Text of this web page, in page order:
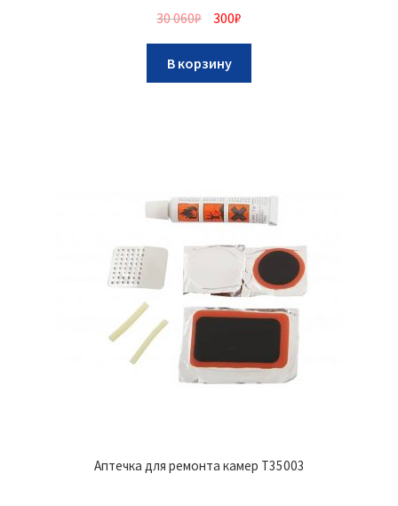
30 060₽ 300₽
В корзину
Аптечка для ремонта камер Т35003